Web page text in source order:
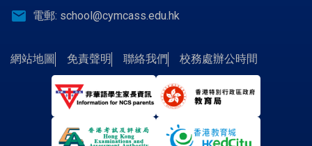
email 電郵: school@cymcass.edu.hk
網站地圖 免責聲明 聯絡我們 校務處辦公時間